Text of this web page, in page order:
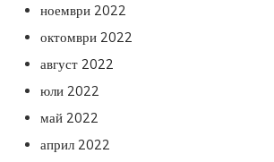
ноември 2022
октомври 2022
август 2022
юли 2022
май 2022
април 2022